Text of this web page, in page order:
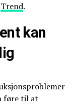
Trend.
kan
føre til at